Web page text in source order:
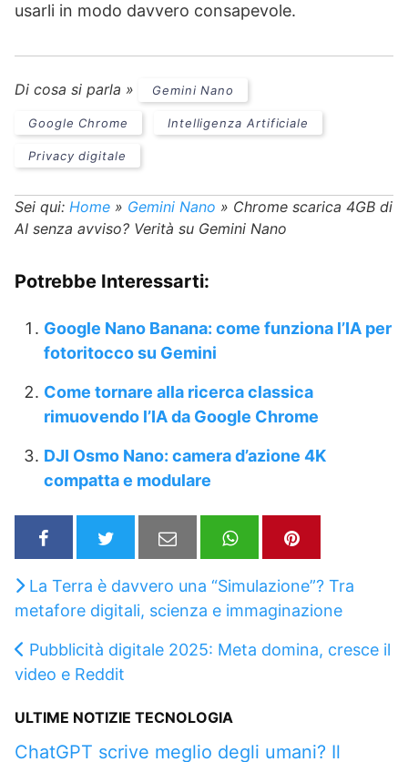
usarli in modo davvero consapevole.
Di cosa si parla » Gemini Nano
Google Chrome Intelligenza Artificiale
Privacy digitale
Sei qui: Home » Gemini Nano » Chrome scarica 4GB di
AI senza avviso? Verità su Gemini Nano
Potrebbe Interessarti:
Google Nano Banana: come funziona l’IA per
fotoritocco su Gemini
Come tornare alla ricerca classica
rimuovendo l’IA da Google Chrome
DJI Osmo Nano: camera d’azione 4K
compatta e modulare
La Terra è davvero una “Simulazione”? Tra
metafore digitali, scienza e immaginazione
Pubblicità digitale 2025: Meta domina, cresce il
video e Reddit
ULTIME NOTIZIE TECNOLOGIA
ChatGPT scrive meglio degli umani? Il